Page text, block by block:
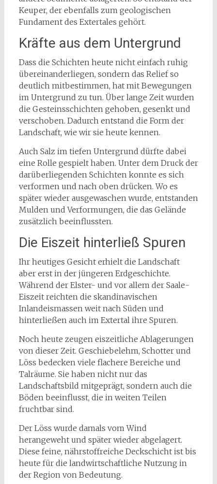
Keuper, der ebenfalls zum geologischen
Fundament des Extertales gehört.
Kräfte aus dem Untergrund
Dass die Schichten heute nicht einfach ruhig
übereinanderliegen, sondern das Relief so
deutlich mitbestimmen, hat mit Bewegungen
im Untergrund zu tun. Über lange Zeit wurden
die Gesteinsschichten gehoben, gesenkt und
verschoben. Dadurch entstand die Form der
Landschaft, wie wir sie heute kennen.
Auch Salz im tiefen Untergrund dürfte dabei
eine Rolle gespielt haben. Unter dem Druck der
darüberliegenden Schichten konnte es sich
verformen und nach oben drücken. Wo es
später wieder ausgewaschen wurde, entstanden
Mulden und Verformungen, die das Gelände
zusätzlich beeinflussten.
Die Eiszeit hinterließ Spuren
Ihr heutiges Gesicht erhielt die Landschaft
aber erst in der jüngeren Erdgeschichte.
Während der Elster- und vor allem der Saale-
Eiszeit reichten die skandinavischen
Inlandeismassen weit nach Süden und
hinterließen auch im Extertal ihre Spuren.
Noch heute zeugen eiszeitliche Ablagerungen
von dieser Zeit. Geschiebelehm, Schotter und
Löss bedecken viele flachere Bereiche und
Talräume. Sie haben nicht nur das
Landschaftsbild mitgeprägt, sondern auch die
Böden beeinflusst, die in weiten Teilen
fruchtbar sind.
Der Löss wurde damals vom Wind
herangeweht und später wieder abgelagert.
Diese feine, nährstoffreiche Deckschicht ist bis
heute für die landwirtschaftliche Nutzung in
der Region von Bedeutung.